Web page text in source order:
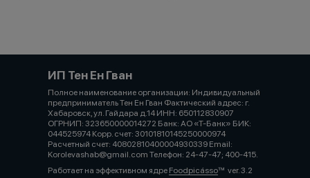
ИП Тен Ен Гван
Полное наименование организации: Индивидуальный
предприниматель Тен Ен Гван Фактический адрес: г.
Хабаровск, ул. Гайдара д.14 ИНН: 650112830907
ОГРНИП: 323650000014272 Банк: АО «Т-Банк» БИК:
044525974 Корр. счет: 30101810145250000974
Расчетный счет: 40802810400004930339 Email:
Korolevashab@gmail.com Телефон: 24-47-47; 400-415.
Работает на эффективном ядре Foodpicássover. 3.2